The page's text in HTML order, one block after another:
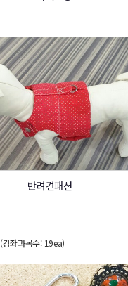
반려견패션
(강좌과목수: 19ea)